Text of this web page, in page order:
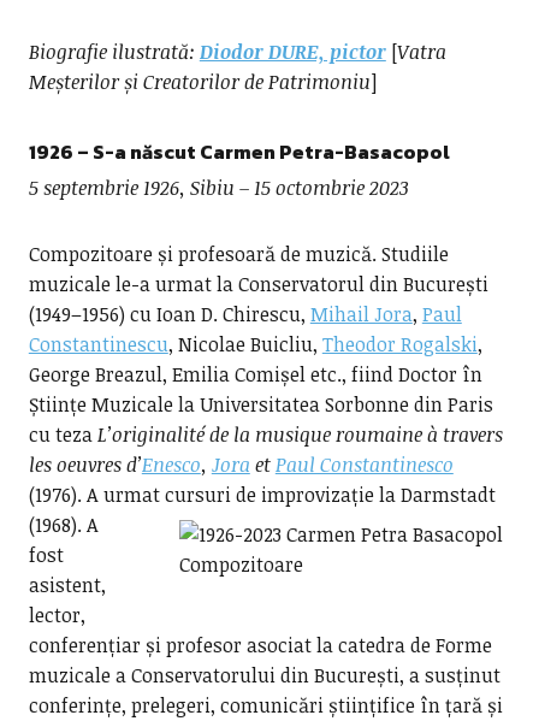
Biografie ilustrată: Diodor DURE, pictor[Vatra
Meșterilor și Creatorilor de Patrimoniu]
1926 – S-a născut Carmen Petra-Basacopol
5 septembrie 1926, Sibiu – 15 octombrie 2023
Compozitoare și profesoară de muzică. Studiile
muzicale le-a urmat la Conservatorul din București
(1949–1956) cu Ioan D. Chirescu, Mihail Jora, Paul
Constantinescu, Nicolae Buicliu, Theodor Rogalski,
George Breazul, Emilia Comișel etc., fiind Doctor în
Științe Muzicale la Universitatea Sorbonne din Paris
cu tezaL’originalité de la musique roumaine à travers
les oeuvres d’Enesco, Jora etPaul Constantinesco
(1976). A urmat cursuri de improvizație la Darmstadt
(1968).A
fost
asistent,
lector,
conferențiar și profesor asociat la catedra de Forme
muzicale a Conservatorului din București, a susținut
conferințe, prelegeri, comunicări științifice în țară și